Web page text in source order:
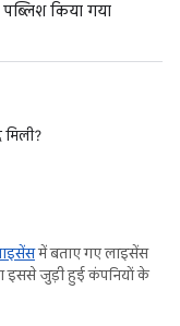
किया गया
में बताए गए लाइसेंस
इससे जुड़ी हुई कंपनियों के